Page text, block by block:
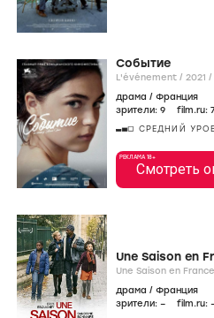
Событие
L'événement / 2021 /
драма / Франция
зрители: 9 film.ru:
СРЕДНИЙ
РЕКЛАМА 18+
Смотреть
Une Saison en
драма / Франция
зрители: – film.ru: